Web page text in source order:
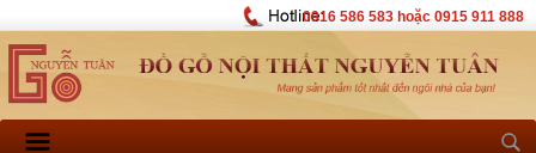
0916 586 583 hoặc 0915 911 888